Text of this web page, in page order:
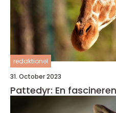
redaktionel
31. October 2023
Pattedyr: En